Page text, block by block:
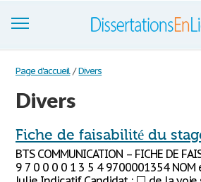
Dissertations
S'inscrire
Se connecter
Contactez-nous
Page d'accueil / Divers
Divers
Fiche de faisabilité du
BTS COMMUNICATION – FICHE DE
9 7 0 0 0 0 1 3 5 4 9700001354 NOM